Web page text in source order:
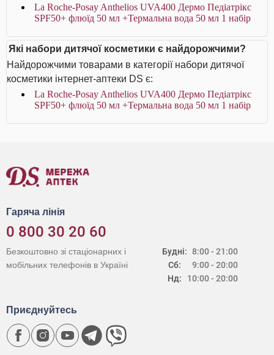
La Roche-Posay Anthelios UVA400 Дермо Педіатрікс
SPF50+ флюїд 50 мл +Термальна вода 50 мл 1 набір
Які набори дитячої косметики є найдорожчими?
Найдорожчими товарами в категорії набори дитячої
косметики інтернет-аптеки DS є:
La Roche-Posay Anthelios UVA400 Дермо Педіатрікс
SPF50+ флюїд 50 мл +Термальна вода 50 мл 1 набір
Гаряча лінія
0 800 30 20 60
Будні:
Сб:
Нд:
8:00 - 21:00
9:00 - 20:00
10:00 - 20:00
Безкоштовно зі стаціонарних і
мобільних телефонів в Україні
Приєднуйтесь